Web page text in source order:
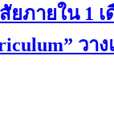
ภายใน 1 เ
วา